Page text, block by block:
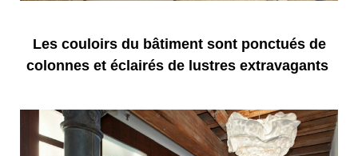
Les couloirs du bâtiment sont ponctués de
colonnes et éclairés de lustres extravagants